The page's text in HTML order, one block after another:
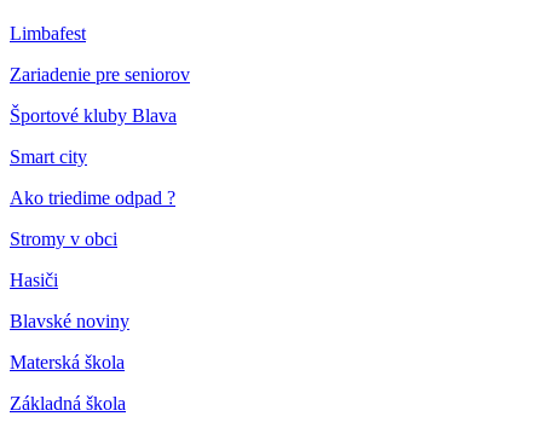
Limbafest
Zariadenie pre seniorov
Športové kluby Blava
Smart city
Ako triedime odpad ?
Stromy v obci
Hasiči
Blavské noviny
Materská škola
Základná škola